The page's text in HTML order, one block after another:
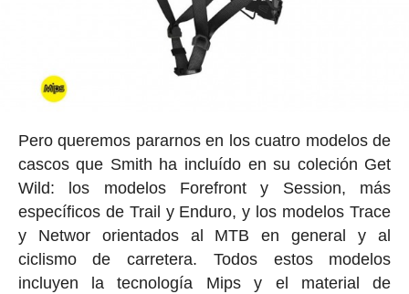
Pero queremos pararnos en los cuatro modelos de
cascos que Smith ha incluído en su coleción Get
Wild: los modelos Forefront y Session, más
específicos de Trail y Enduro, y los modelos Trace
y Networ orientados al MTB en general y al
ciclismo de carretera. Todos estos modelos
incluyen la tecnología Mips y el material de